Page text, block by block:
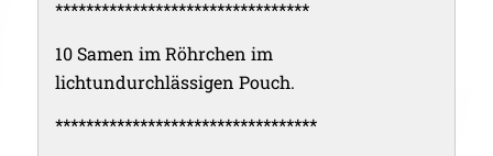
*********************************
10 Samen im Röhrchen im
lichtundurchlässigen Pouch.
**********************************